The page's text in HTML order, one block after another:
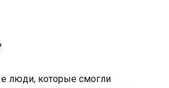
люди, которые смогли